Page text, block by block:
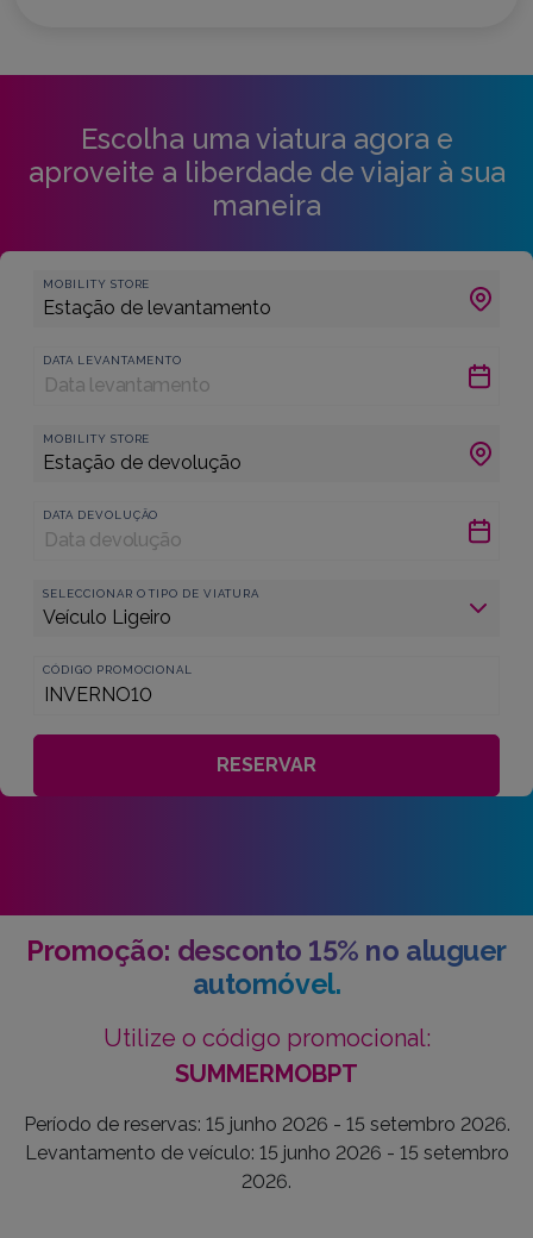
Escolha uma viatura agora e
aproveite a liberdade de viajar à sua
maneira
MOBILITY STORE
DATA LEVANTAMENTO
MOBILITY STORE
DATA DEVOLUÇÃO
SELECCIONAR O TIPO DE VIATURA
CÓDIGO PROMOCIONAL
RESERVAR
Promoção: desconto 15% no aluguer
automóvel.
Utilize o código promocional:
SUMMERMOBPT
Período de reservas: 15 junho 2026 - 15 setembro 2026.
Levantamento de veículo: 15 junho 2026 - 15 setembro
2026.